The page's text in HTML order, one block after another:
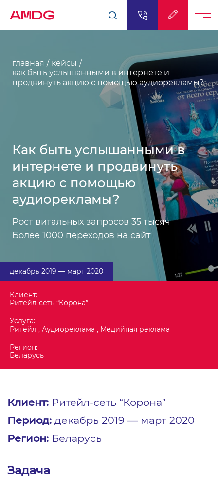
AMDG
главная
кейсы
как быть услышанными в интернете и
продвинуть акцию с помощью аудиорекламы?
Как быть услышанными в
интернете и продвинуть
акцию с помощью
аудиорекламы?
Рост витальных запросов 35 тысяч
Более 1000 переходов на сайт
Клиент:
Ритейл-сеть “Корона”
Услуга:
Ритейл , Аудиореклама , Медийная реклама
Регион:
Беларусь
декабрь 2019 ― март 2020
Клиент: Ритейл-сеть “Корона”
Период: декабрь 2019 ― март 2020
Регион: Беларусь
Задача